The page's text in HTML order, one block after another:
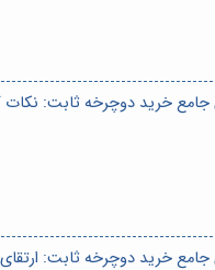
جامع خرید دوچرخه ثابت:
جامع خرید دوچرخه ثابت: